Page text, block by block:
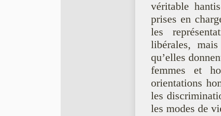
véritable
prises en
les
libérales,
qu’elles
femmes et
orientations
les
les modes de